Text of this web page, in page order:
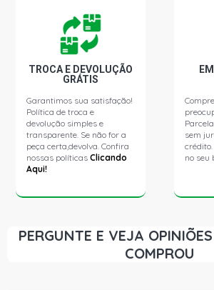
TROCA E DEVOLUÇÃO
GRÁTIS
Garantimos sua satisfação!
Política de troca e
devolução simples e
transparente. Se não for a
peça certa,devolva. Confira
nossas políticasClicando
Aqui!
sem
no seu
PERGUNTE E VEJA
COMPROU